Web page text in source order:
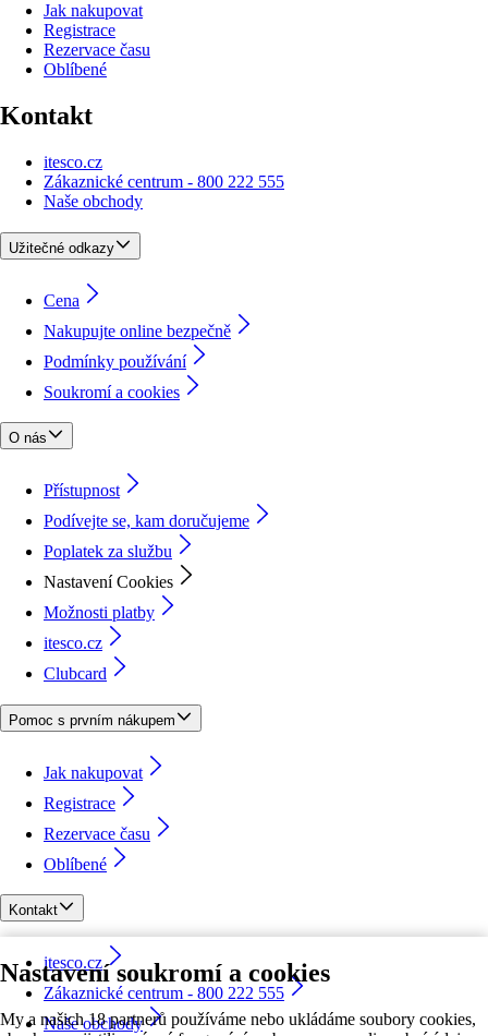
Nastavení soukromí a cookies
My a našich 18 partnerů používáme nebo ukládáme soubory cookies,
Jak nakupovat
Registrace
Rezervace času
Oblíbené
Kontakt
itesco.cz
Zákaznické centrum - 800 222 555
Naše obchody
Užitečné odkazy
Cena
Nakupujte online bezpečně
Podmínky používání
Soukromí a cookies
O nás
Přístupnost
Podívejte se, kam doručujeme
Poplatek za službu
Nastavení Cookies
Možnosti platby
itesco.cz
Clubcard
Pomoc s prvním nákupem
Jak nakupovat
Registrace
Rezervace času
Oblíbené
Kontakt
itesco.cz
Zákaznické centrum - 800 222 555
Naše obchody